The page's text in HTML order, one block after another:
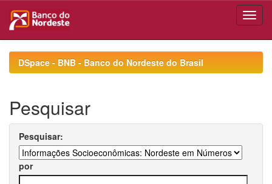
navigationDSpace - BNB - Banco do Nordeste do Brasil
Pesquisar
Pesquisar:
por